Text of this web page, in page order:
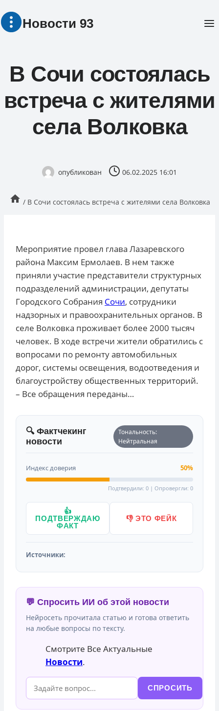
Перейти
Новости 93
В Сочи состоялась
встреча с жителями
села Волковка
опубликован 06.02.2025 16:01
/ В Сочи состоялась встреча с жителями села Волковка
Мероприятие провел глава Лазаревского
района Максим Ермолаев. В нем также
приняли участие представители структурных
подразделений администрации, депутаты
Городского Собрания Сочи, сотрудники
надзорных и правоохранительных органов. В
селе Волковка проживает более 2000 тысяч
человек. В ходе встречи жители обратились с
вопросами по ремонту автомобильных
дорог, системы освещения, водоотведения и
благоустройству общественных территорий.
– Все обращения переданы…
🔍 Фактчекинг
новости
Тональность:
Нейтральная
Индекс доверия 50%
Подтвердили: 0 | Опровергли: 0
👍
ПОДТВЕРЖДАЮ
ФАКТ
👎 ЭТО ФЕЙК
Источники:
💬 Спросить ИИ об этой новости
Нейросеть прочитала статью и готова ответить
на любые вопросы по тексту.
Смотрите Все Актуальные
Новости.
СПРОСИТЬ